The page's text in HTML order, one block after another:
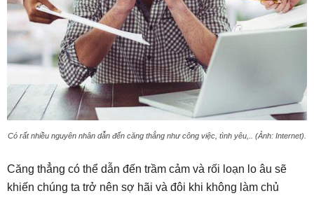
Có rất nhiều nguyên nhân dẫn đến căng thẳng như công việc, tình yêu,.. (Ảnh: Internet).
Căng thẳng có thể dẫn đến trầm cảm và rối loạn lo âu sẽ
khiến chúng ta trở nên sợ hãi và đôi khi không làm chủ